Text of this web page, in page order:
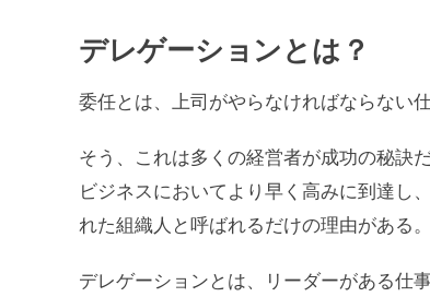
デレゲーションとは？
委任とは、上司がやらなければならない
そう、これは多くの経営者が成功の秘訣
ビジネスにおいてより早く高みに到達し
れた組織人と呼ばれるだけの理由がある
デレゲーションとは、リーダーがある仕